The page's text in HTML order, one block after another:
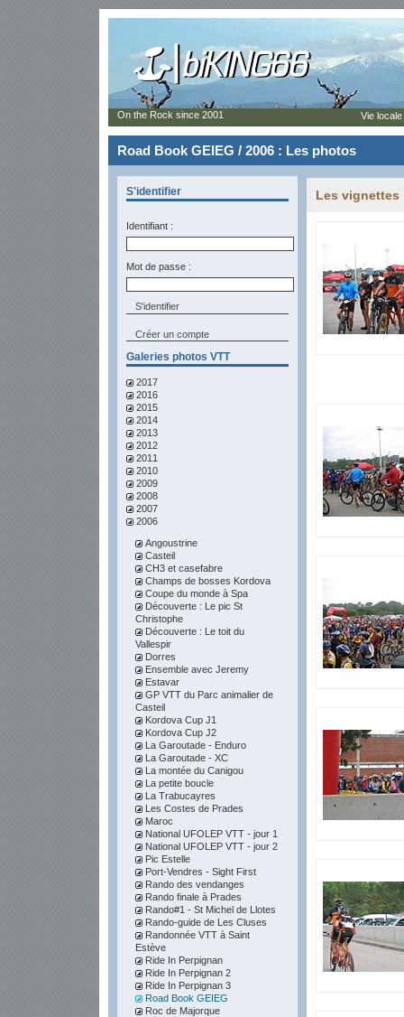
Road Book GEIEG / 2006 : Les photos
S'identifier
Identifiant :
Mot de passe :
Créer un compte
Galeries photos VTT
2017
2016
2015
2014
2013
2012
2011
2010
2009
2008
2007
2006
Angoustrine
Casteil
CH3 et casefabre
Champs de bosses Kordova
Coupe du monde à Spa
Découverte : Le pic St
Christophe
Découverte : Le toit du
Vallespir
Dorres
Ensemble avec Jeremy
Estavar
GP VTT du Parc animalier de
Casteil
Kordova Cup J1
Kordova Cup J2
La Garoutade - Enduro
La Garoutade - XC
La montée du Canigou
La petite boucle
La Trabucayres
Les Costes de Prades
Maroc
National UFOLEP VTT - jour 1
National UFOLEP VTT - jour 2
Pic Estelle
Port-Vendres - Sight First
Rando des vendanges
Rando finale à Prades
Rando#1 - St Michel de Llotes
Rando-guide de Les Cluses
Randonnée VTT à Saint
Estève
Ride In Perpignan
Ride In Perpignan 2
Ride In Perpignan 3
Road Book GEIEG
Roc de Majorque
Les vignettes
On the Rock since 2001 Vie